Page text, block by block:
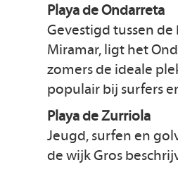
Playa de Ondarreta
Gevestigd tussen
Miramar, ligt het
zomers de ideale
populair bij surfers
Playa de Zurriola
Jeugd, surfen en
de wijk Gros